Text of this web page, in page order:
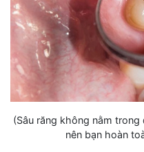
(Sâu răng không nằm
nên bạn hoàn